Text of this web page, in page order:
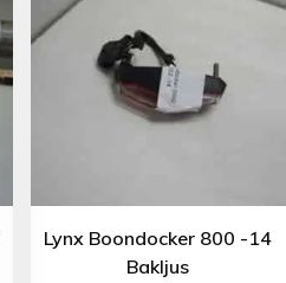
Lynx Boondocker 800 -14
Bakljus